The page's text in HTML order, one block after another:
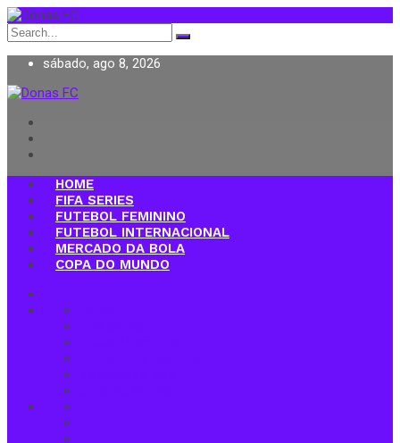
Search
for:
sábado, ago 8, 2026
Donas FC
HOME
FIFA SERIES
FUTEBOL FEMININO
FUTEBOL INTERNACIONAL
MERCADO DA BOLA
COPA DO MUNDO